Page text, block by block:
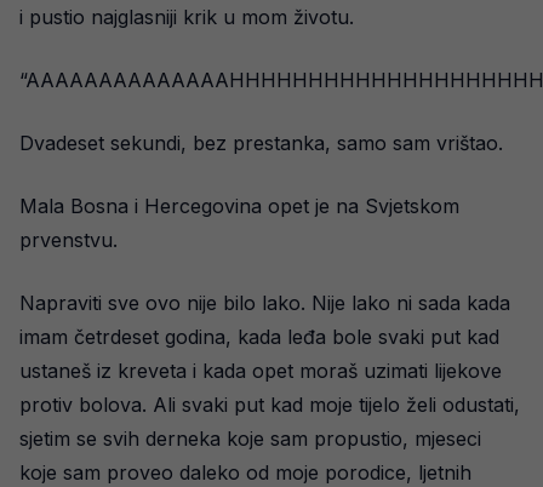
i pustio najglasniji krik u mom životu.
Dvadeset sekundi, bez prestanka, samo sam vrištao.
Mala Bosna i Hercegovina opet je na Svjetskom
prvenstvu.
Napraviti sve ovo nije bilo lako. Nije lako ni sada kada
imam četrdeset godina, kada leđa bole svaki put kad
ustaneš iz kreveta i kada opet moraš uzimati lijekove
protiv bolova. Ali svaki put kad moje tijelo želi odustati,
sjetim se svih derneka koje sam propustio, mjeseci
koje sam proveo daleko od moje porodice, ljetnih